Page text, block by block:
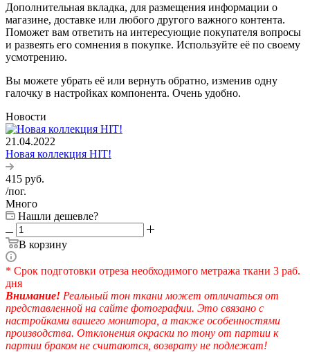
Дополнительная вкладка, для размещения информации о
магазине, доставке или любого другого важного контента.
Поможет вам ответить на интересующие покупателя вопросы
и развеять его сомнения в покупке. Используйте её по своему
усмотрению.
Вы можете убрать её или вернуть обратно, изменив одну
галочку в настройках компонента. Очень удобно.
Новости
21.04.2022
Новая коллекция HIT!
415 руб.
/пог.
Много
Нашли дешевле?
В корзину
* Срок подготовки отреза необходимого метража ткани 3 раб.
дня
Внимание! Реальный тон ткани может отличаться от
представленной на сайте фотографии. Это связано с
настройками вашего монитора, а также особенностями
производства. Отклонения окраски по тону от партии к
партии браком не считаются, возврату не подлежат!